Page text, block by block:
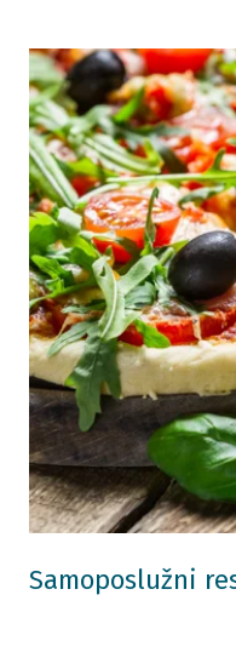
Samoposlužni